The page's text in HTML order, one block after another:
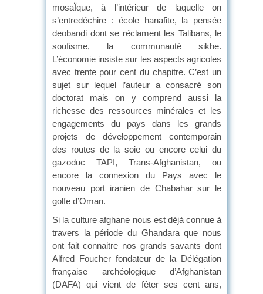
mosaÏque, à l’intérieur de laquelle on
s’entredéchire : école hanafite, la pensée
deobandi dont se réclament les Talibans, le
soufisme, la communauté sikhe.
L’économie insiste sur les aspects agricoles
avec trente pour cent du chapitre. C’est un
sujet sur lequel l’auteur a consacré son
doctorat mais on y comprend aussi la
richesse des ressources minérales et les
engagements du pays dans les grands
projets de développement contemporain
des routes de la soie ou encore celui du
gazoduc TAPI, Trans-Afghanistan, ou
encore la connexion du Pays avec le
nouveau port iranien de Chabahar sur le
golfe d’Oman.
Si la culture afghane nous est déjà connue à
travers la période du Ghandara que nous
ont fait connaitre nos grands savants dont
Alfred Foucher fondateur de la Délégation
française archéologique d’Afghanistan
(DAFA) qui vient de fêter ses cent ans,